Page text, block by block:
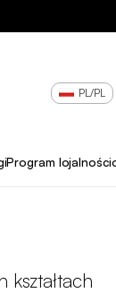
PL/PL
Program
kształtach